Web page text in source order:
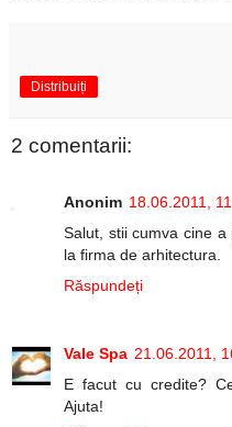
Distribuiți
2 comentarii:
Anonim 18.06.2011,
Salut, stii cumva cine
la firma de arhitectura.
Răspundeți
Vale Spa 21.06.2011,
E facut cu credite?
Ajuta!